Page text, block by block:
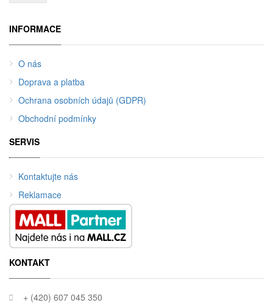
INFORMACE
O nás
Doprava a platba
Ochrana osobních údajů (GDPR)
Obchodní podmínky
SERVIS
Kontaktujte nás
Reklamace
KONTAKT
+ (420) 607 045 350